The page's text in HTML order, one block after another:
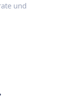
und